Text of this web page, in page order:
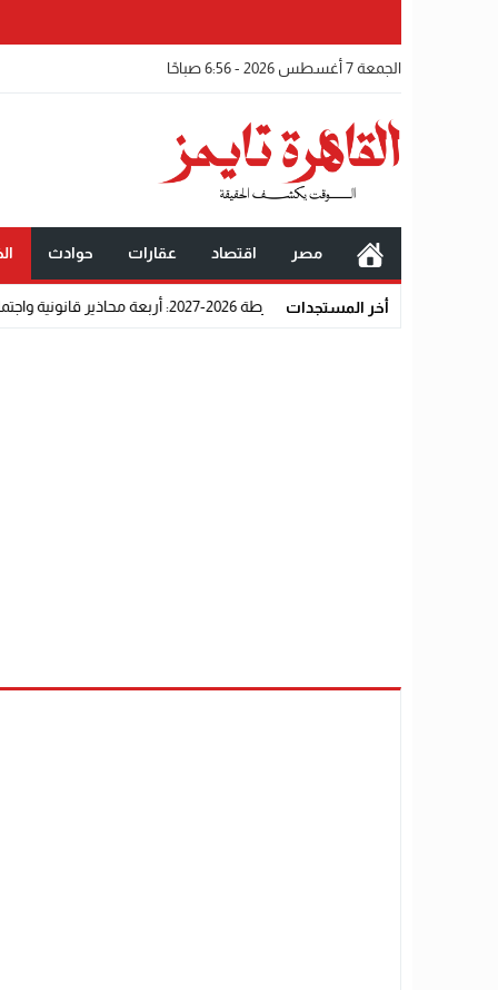
الجمعة 7 أغسطس 2026 - 6:56 صباحًا
مصر اقتصاد عقارات حوادث
أخر المستجدات2027: أربعة محاذير قانونية واجتماعية تحرم المتقدمين من القبول رسميًا